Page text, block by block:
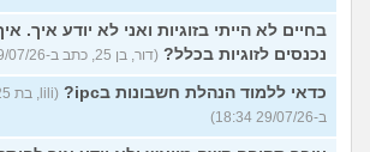
בחיים לא הייתי בזוגיות ואני לא יודע איך.
נכנסים לזוגיות בכלל? (דור, בן 25, כתב ב-29/07/26 18:43)
כדאי ללמוד הנהלת חשבונות בipc?
ב-29/07/26 18:34)